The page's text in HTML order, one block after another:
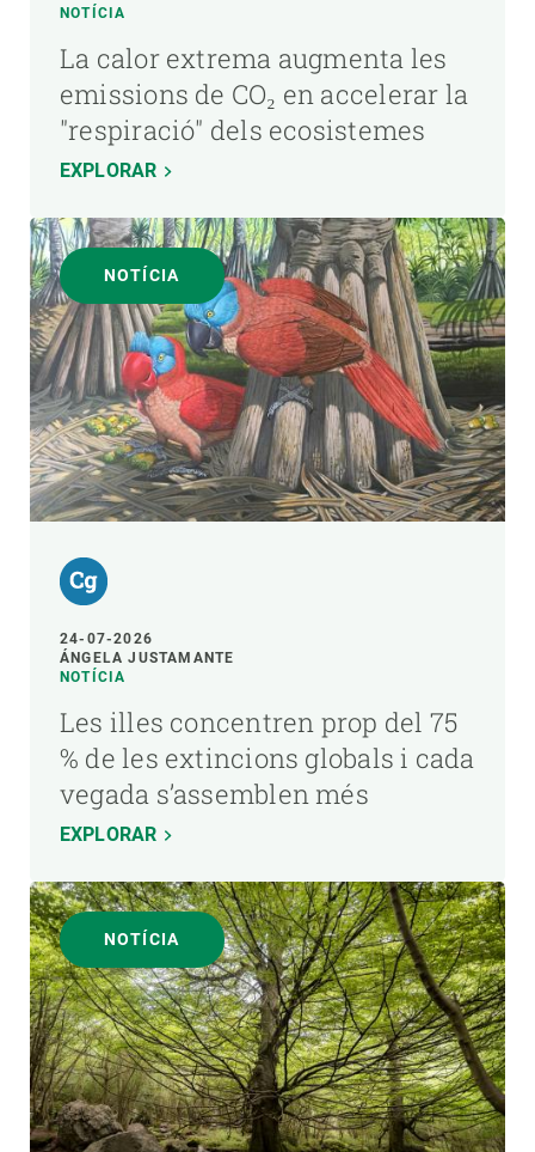
NOTÍCIA
La calor extrema augmenta les
emissions de CO₂ en accelerar la
"respiració" dels ecosistemes
EXPLORAR
NOTÍCIA
24-07-2026
ÁNGELA JUSTAMANTE
NOTÍCIA
Les illes concentren prop del 75
% de les extincions globals i cada
vegada s’assemblen més
EXPLORAR
NOTÍCIA